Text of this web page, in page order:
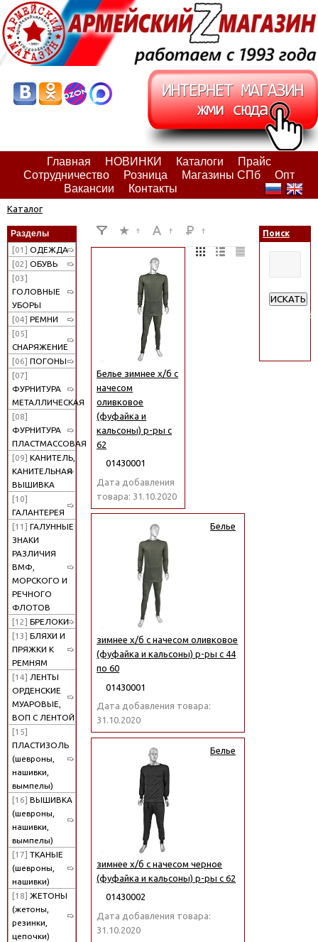
Главная НОВИНКИ Каталоги
Прайс
Сотрудничество
Розница Магазины СПб
Опт
Вакансии
Контакты
Каталог
Разделы
[01] ОДЕЖДА
[02] ОБУВЬ
[03]
ГОЛОВНЫЕ
УБОРЫ
[04] РЕМНИ
[05]
СНАРЯЖЕНИЕ
[06] ПОГОНЫ
[07]
ФУРНИТУРА
МЕТАЛЛИЧЕСКАЯ
[08]
ФУРНИТУРА
ПЛАСТМАССОВАЯ
[09] КАНИТЕЛЬ,
КАНИТЕЛЬНАЯ
ВЫШИВКА
[10]
ГАЛАНТЕРЕЯ
[11] ГАЛУННЫЕ
ЗНАКИ
РАЗЛИЧИЯ
ВМФ,
МОРСКОГО И
РЕЧНОГО
ФЛОТОВ
[12] БРЕЛОКИ
[13] БЛЯХИ И
ПРЯЖКИ К
РЕМНЯМ
[14] ЛЕНТЫ
ОРДЕНСКИЕ
МУАРОВЫЕ,
ВОП С ЛЕНТОЙ
[15]
ПЛАСТИЗОЛЬ
(шевроны,
нашивки,
вымпелы)
[16] ВЫШИВКА
(шевроны,
нашивки,
вымпелы)
[17] ТКАНЫЕ
(шевроны,
нашивки)
[18] ЖЕТОНЫ
(жетоны,
резинки,
цепочки)
Белье зимнее х/б с
начесом
оливковое
(фуфайка и
кальсоны) р-ры с
62
01430001
Дата добавления
товара: 31.10.2020
Белье
зимнее х/б с начесом оливковое
(фуфайка и кальсоны) р-ры с 44
по 60
01430001
Дата добавления товара:
31.10.2020
Белье
зимнее х/б с начесом черное
(фуфайка и кальсоны) р-ры с 62
01430002
Дата добавления товара:
31.10.2020
Поиск
ИСКАТЬ